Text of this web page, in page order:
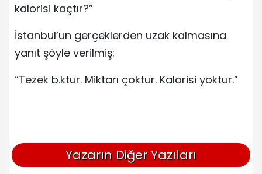
kalorisi kaçtır?”
İstanbul’un gerçeklerden uzak kalmasına
yanıt şöyle verilmiş:
“Tezek b.ktur. Miktarı çoktur. Kalorisi yoktur.”
Yazarın Diğer Yazıları